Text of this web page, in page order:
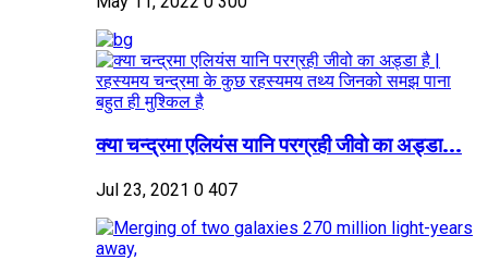
क्या चन्द्रमा एलियंस यानि परग्रही जीवो का अड्डा...
Jul 23, 2021 0 407